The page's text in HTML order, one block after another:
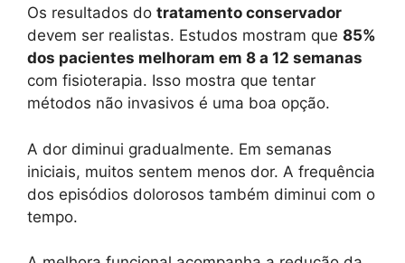
Os resultados do tratamento conservador
devem ser realistas. Estudos mostram que 85%
dos pacientes melhoram em 8 a 12 semanas
com fisioterapia. Isso mostra que tentar
métodos não invasivos é uma boa opção.
A dor diminui gradualmente. Em semanas
iniciais, muitos sentem menos dor. A frequência
dos episódios dolorosos também diminui com o
tempo.